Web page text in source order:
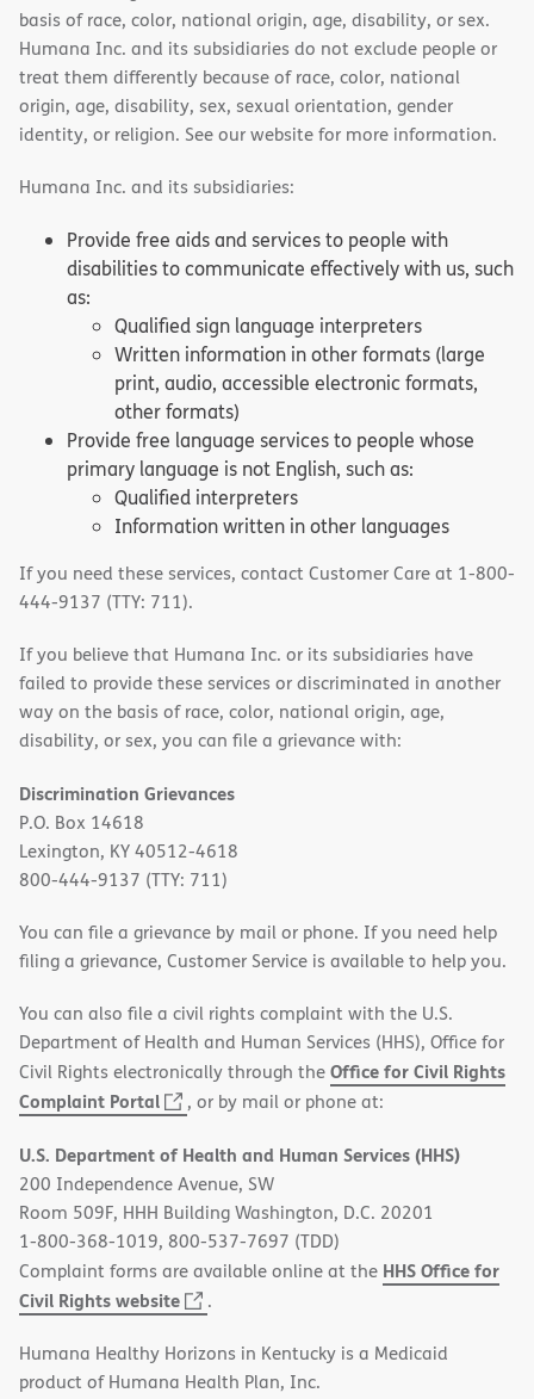
basis of race, color, national origin, age, disability, or sex.
Humana Inc. and its subsidiaries do not exclude people or
treat them differently because of race, color, national
origin, age, disability, sex, sexual orientation, gender
identity, or religion. See our website for more information.
Humana Inc. and its subsidiaries:
Provide free aids and services to people with
disabilities to communicate effectively with us, such
as:
Qualified sign language interpreters
Written information in other formats (large
print, audio, accessible electronic formats,
other formats)
Provide free language services to people whose
primary language is not English, such as:
Qualified interpreters
Information written in other languages
If you need these services, contact Customer Care at 1-800-
444-9137 (TTY: 711).
If you believe that Humana Inc. or its subsidiaries have
failed to provide these services or discriminated in another
way on the basis of race, color, national origin, age,
disability, or sex, you can file a grievance with:
Discrimination Grievances
P.O. Box 14618
Lexington, KY 40512-4618
800-444-9137 (TTY: 711)
You can file a grievance by mail or phone. If you need help
filing a grievance, Customer Service is available to help you.
You can also file a civil rights complaint with the U.S.
Department of Health and Human Services (HHS), Office for
Civil Rights electronically through theOffice for Civil Rights
Complaint Portal
(opens
new
window)
, or by mail or phone at:
U.S. Department of Health and Human Services (HHS)
200 Independence Avenue, SW
Room 509F, HHH Building Washington, D.C. 20201
1-800-368-1019, 800-537-7697 (TDD)
Complaint forms are available online at the HHS Office for
Civil Rights website
(opens
new
window)
.
Humana Healthy Horizons in Kentucky is a Medicaid
product of Humana Health Plan, Inc.